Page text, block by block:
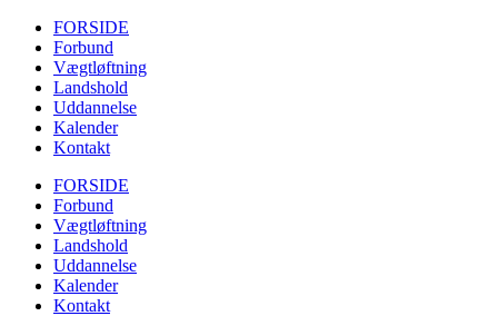
FORSIDE
Forbund
Vægtløftning
Landshold
Uddannelse
Kalender
Kontakt
FORSIDE
Forbund
Vægtløftning
Landshold
Uddannelse
Kalender
Kontakt